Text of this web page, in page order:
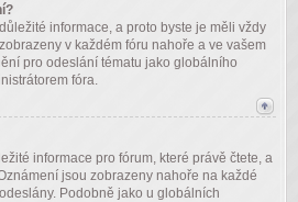
informace, a proto byste je měli vždy
v každém fóru nahoře a ve vašem
pro odeslání tématu jako globálního
fóra.
informace pro fórum, které právě čtete, a
jsou zobrazeny nahoře na každé
Podobně jako u globálních